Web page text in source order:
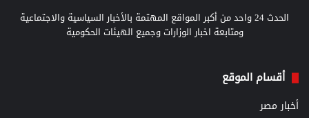
الحدث 24 واحد من أكبر المواقع المهتمة بالأخبار السياسية والاجتماعية
ومتابعة اخبار الوزارات وجميع الهيئات الحكومية
أقسام الموقع
أخبار مصر